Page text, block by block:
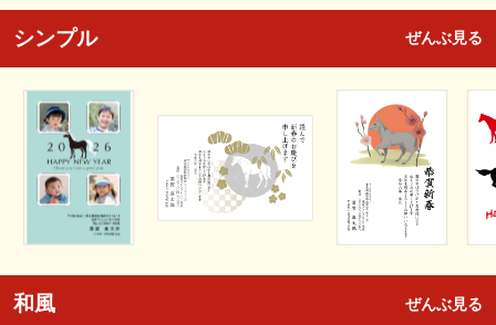
シンプル ぜんぶ見る
和風 ぜんぶ見る